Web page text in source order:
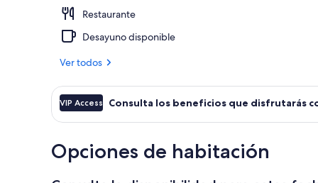
Restaurante
Desayuno disponible
Ver todos
VIP Access Consulta los beneficios que disfrutarás
Opciones de habitación